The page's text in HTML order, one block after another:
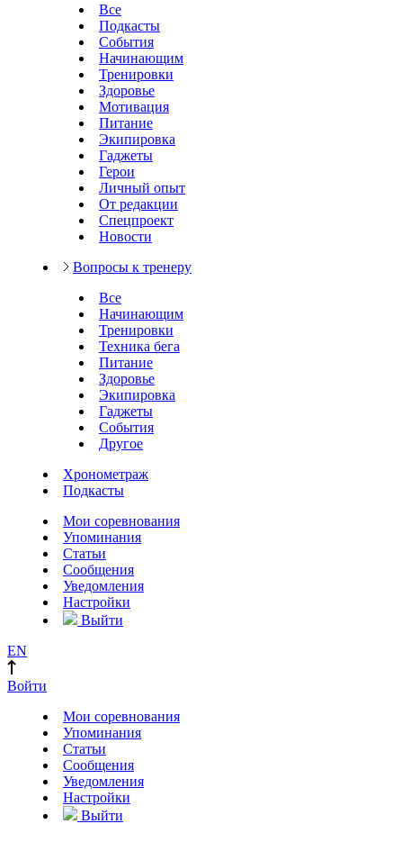
Все
Подкасты
События
Начинающим
Тренировки
Здоровье
Мотивация
Питание
Экипировка
Гаджеты
Герои
Личный опыт
От редакции
Спецпроект
Новости
Вопросы к тренеру
Все
Начинающим
Тренировки
Техника бега
Питание
Здоровье
Экипировка
Гаджеты
События
Другое
Хронометраж
Подкасты
Мои соревнования
Упоминания
Статьи
Сообщения
Уведомления
Настройки
Выйти
EN
Войти
Мои соревнования
Упоминания
Статьи
Сообщения
Уведомления
Настройки
Выйти